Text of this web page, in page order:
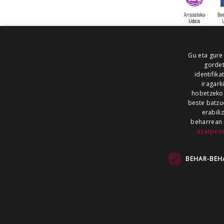
ALEA
NOAUA
Gu eta
hobetzeko.
beste
BEHAR-